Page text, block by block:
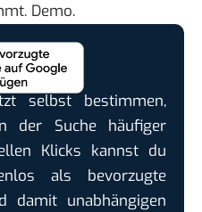
Demo.
selbst bestimmen,
der Suche häufiger
Klicks kannst du
als bevorzugte
damit unabhängigen